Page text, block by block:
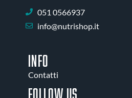
051 0566937
info@nutrishop.it
INFO
Contatti
Follow us